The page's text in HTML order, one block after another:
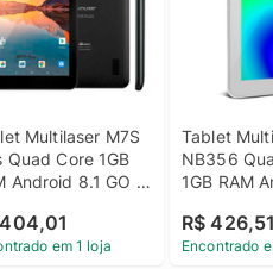
Multilaser M7S
Quad Core 1GB
Android 8.1 GO
7 32GB - Preto
em 1 loja
Tablet
NB356
1GB RAM
- Branco
R$
Encontrado